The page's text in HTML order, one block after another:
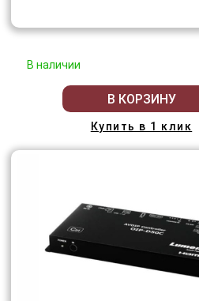
В наличии
В КОРЗИНУ
Купить в 1 клик